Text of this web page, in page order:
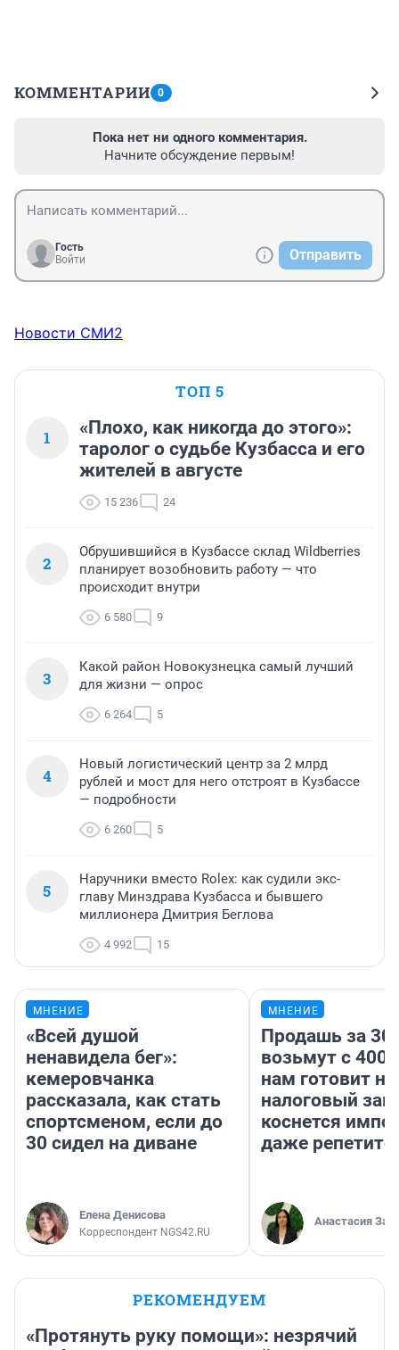
КОММЕНТАРИИ 0
Пока нет ни одного комментария.
Начните обсуждение первым!
Гость
Войти
Отправить
Новости СМИ2
ТОП 5
1
«Плохо, как никогда до этого»:
таролог о судьбе Кузбасса и его
жителей в августе
15 236 24
2
Обрушившийся в Кузбассе склад Wildberries
планирует возобновить работу — что
происходит внутри
6 580 9
3
Какой район Новокузнецка самый лучший
для жизни — опрос
6 264 5
4
Новый логистический центр за 2 млрд
рублей и мост для него отстроят в Кузбассе
— подробности
6 260 5
5
Наручники вместо Rolex: как судили экс-
главу Минздрава Кузбасса и бывшего
миллионера Дмитрия Беглова
4 992 15
МНЕНИЕ
«Всей душой
ненавидела бег»:
кемеровчанка
рассказала, как стать
спортсменом, если до
30 сидел на диване
Елена Денисова
Корреспондент NGS42.RU
МНЕНИЕ
Продашь за
возьмут с
нам готовит
налоговый
коснется
даже
Анастасия
РЕКОМЕНДУЕМ
«Протянуть руку помощи»: незрячий